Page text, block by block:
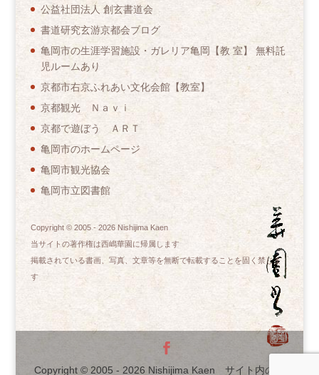
公益社団法人 創玄書道会
書道研究玄游京都会ブログ
亀岡市の生涯学習施設・ガレリア亀岡【教 室】 無料託
児ルームあり
京都市右京ふれあい文化会館【教室】
京都観光 Ｎａｖｉ
京都で遊ぼう ＡＲＴ
亀岡市のホームページ
亀岡市観光協会
亀岡市立図書館
Copyright © 2005 - 2026Nishijima Kaen
当サイトの著作権は西嶋華園に帰属します
掲載されている書画、写真、文章等を無断で転載することを固く禁じま
す
Copyright © 2005 - 2026 Nishijima Kaen サイト内の文